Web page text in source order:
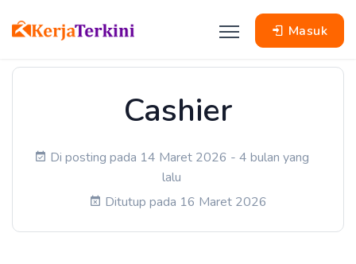
Masuk
Cashier
Di posting pada 14 Maret 2026 - 4 bulan yang
lalu
Ditutup pada 16 Maret 2026